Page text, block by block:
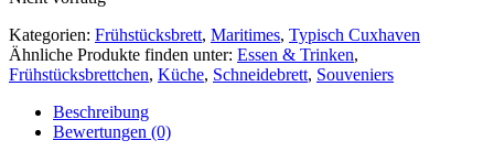
Kategorien: Frühstücksbrett, Maritimes, Typisch Cuxhaven
Ähnliche Produkte finden unter: Essen & Trinken,
Frühstücksbrettchen, Küche, Schneidebrett, Souveniers
Beschreibung
Bewertungen (0)